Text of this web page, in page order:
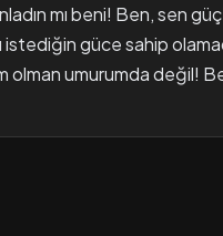
mı beni! Ben, sen
istediğin güce sahip
olman umurumda değil!